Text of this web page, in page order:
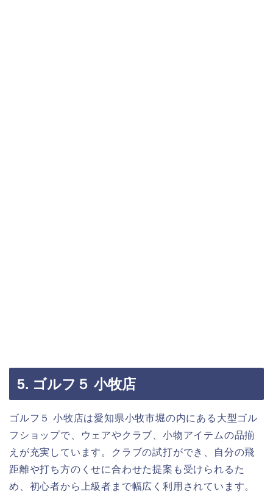
5. ゴルフ５ 小牧店
ゴルフ５ 小牧店は愛知県小牧市堀の内にある大型ゴル
フショップで、ウェアやクラブ、小物アイテムの品揃
えが充実しています。クラブの試打ができ、自分の飛
距離や打ち方のくせに合わせた提案も受けられるた
め、初心者から上級者まで幅広く利用されています。